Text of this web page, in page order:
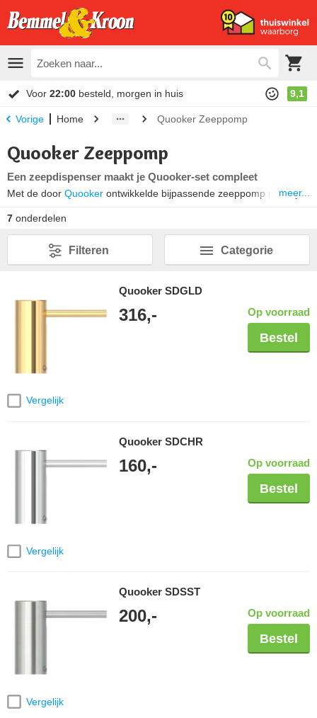
Voor 22:00 besteld, morgen in huis 9,1
Vorige Home Quooker Zeeppomp
Quooker Zeeppomp
Een zeepdispenser maakt je Quooker-set compleet
Met de door Quooker ontwikkelde bijpassende zeeppomp maak je
één hand te bedienen en van bovenaf gemakkelijk bij te vullen.
Omdat de zeeppompjes in lijn zijn met deQuooker kranenzijn ze in
dezelfde kleuren te bestellen. De zeeppompen zijn verkrijgbaar in
chroom, roestvrijstaal, zwart, goud en messing patina.
meer...
7 onderdelen
Categorie
Filteren
Vergelijk
Quooker SDGLD
316,- Op voorraad
Bestel
Vergelijk
Quooker SDCHR
160,- Op voorraad
Bestel
Vergelijk
Quooker SDSST
200,- Op voorraad
Bestel